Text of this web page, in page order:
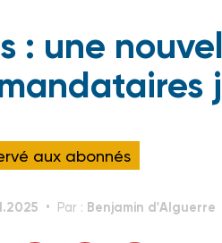
: une
aux abonnés
Par : Benjamin d'Alguerre